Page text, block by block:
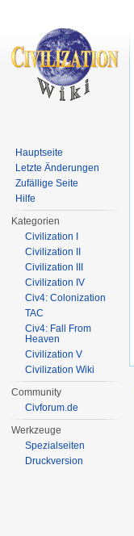
Hauptseite
Letzte Änderungen
Zufällige Seite
Hilfe
Kategorien
Civilization I
Civilization II
Civilization III
Civilization IV
Civ4: Colonization
TAC
Civ4: Fall From
Heaven
Civilization V
Civilization Wiki
Community
Civforum.de
Werkzeuge
Spezialseiten
Druckversion